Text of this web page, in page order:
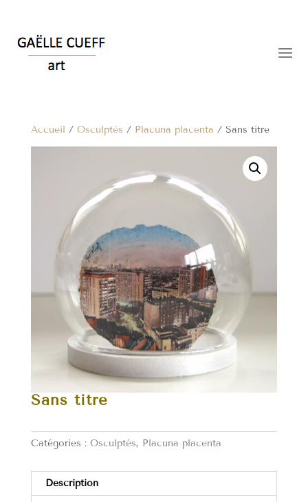
Accueil / Osculptés / Placuna placenta / Sans titre
Sans titre
Catégories : Osculptés, Placuna placenta
Description